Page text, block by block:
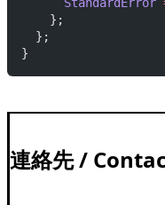
    };
  };
}
連絡先 /